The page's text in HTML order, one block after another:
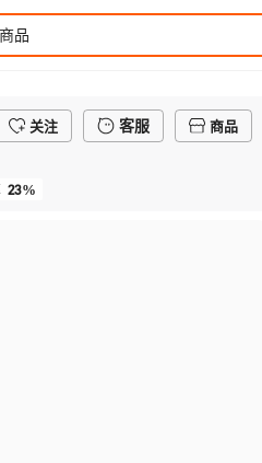
关注 客服
商品
23%